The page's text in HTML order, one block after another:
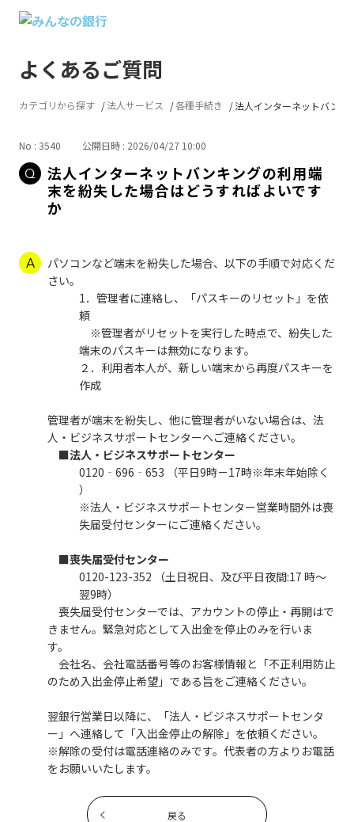
よくあるご質問
カテゴリから探す 法人サービス 各種手続き 法人インターネットバンキ
No : 3540 公開日時 : 2026/04/27 10:00
法人インターネットバンキングの利用端
末を紛失した場合はどうすればよいです
か
パソコンなど端末を紛失した場合、以下の手順で対応くだ
さい。
1．管理者に連絡し、「パスキーのリセット」を依
頼
※管理者がリセットを実行した時点で、紛失した
端末のパスキーは無効になります。
２．利用者本人が、新しい端末から再度パスキーを
作成
管理者が端末を紛失し、他に管理者がいない場合は、法
人・ビジネスサポートセンターへご連絡ください。
■法人・ビジネスサポートセンター
0120‐696‐653 （平日9時－17時※年末年始除く
）
※法人・ビジネスサポートセンター営業時間外は喪
失届受付センターにご連絡ください。
■喪失届受付センター
0120-123-352 （土日祝日、及び平日夜間:17 時～
翌9時）
喪失届受付センターでは、アカウントの停止・再開はで
きません。緊急対応として入出金を停止のみを行いま
す。
会社名、会社電話番号等のお客様情報と「不正利用防止
のため入出金停止希望」である旨をご連絡ください。
翌銀行営業日以降に、「法人・ビジネスサポートセンタ
ー」へ連絡して「入出金停止の解除」を依頼ください。
※解除の受付は電話連絡のみです。代表者の方よりお電話
をお願いいたします。
戻る